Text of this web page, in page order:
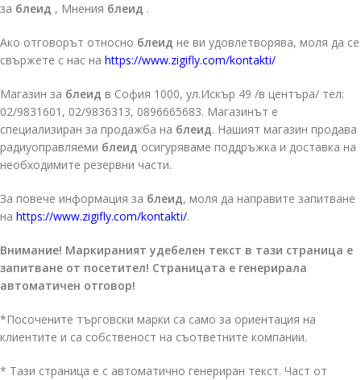
за блеид , Мнения блеид .
Ако отговорът относно блеид не ви удовлетворява, моля да се
свържете с нас на https://www.zigifly.com/kontakti/
Магазин за блеид в София 1000, ул.Искър 49 /в центъра/ тел:
02/9831601, 02/9836313, 0896665683. Магазинът е
специализиран за продажба на блеид. Нашият магазин продава
радиуоправляеми блеид осигуряваме поддръжка и доставка на
необходимите резервни части.
За повече информация за блеид, моля да направите запитване
на https://www.zigifly.com/kontakti/.
Внимание! Маркираният удебелен текст в тази страница е
запитване от посетител! Страницата е генерирала
автоматичен отговор!
*Посочените търговски марки са само за ориентация на
клиентите и са собственост на съответните компании.
* Тази страница е с автоматично генериран текст. Част от